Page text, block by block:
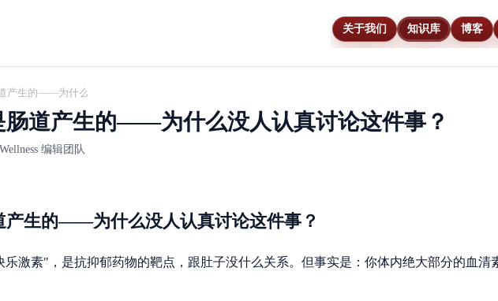
关于我们 知识库 博客
产生的——为什么没人认真讨论这件事？
肠道产生的——为什么没人认真讨论这件事？
编辑团队
产生的——为什么没人认真讨论这件事？
激素"，是抗抑郁药物的靶点，跟肚子没什么关系。但事实是：你体内绝大部分的血清